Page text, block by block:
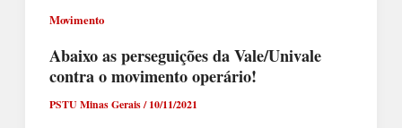
Movimento
Abaixo as perseguições da Vale/Univale
contra o movimento operário!
PSTU Minas Gerais/10/11/2021